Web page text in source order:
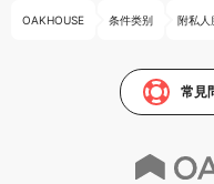
OAKHOUSE 条件类别 附私人
常見